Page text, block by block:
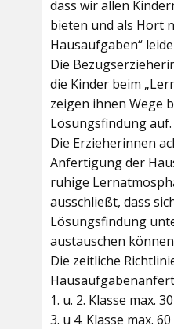
dass wir allen
bieten und als Hort
Hausaufgaben“
Die
die Kinder beim
zeigen ihnen Wege
Lösungsfindung auf.
Die Erzieherinnen
Anfertigung der
ruhige
ausschließt, dass
Lösungsfindung
austauschen
Die zeitliche
1. u. 2. Klasse max.
3. u 4. Klasse max.